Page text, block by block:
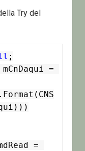
Try del
.Format(CNS